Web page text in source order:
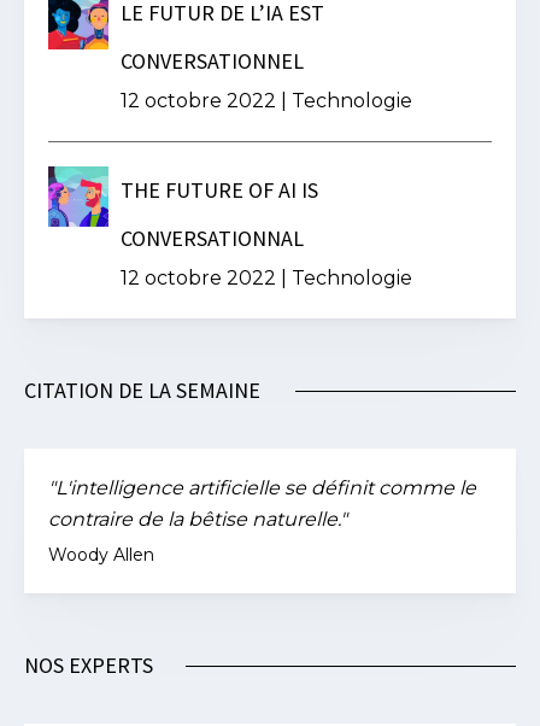
LE FUTUR DE L’IA EST
CONVERSATIONNEL
12 octobre 2022 Technologie
THE FUTURE OF AI IS
CONVERSATIONNAL
12 octobre 2022 Technologie
CITATION DE LA SEMAINE
"L'intelligence artificielle se définit comme le
contraire de la bêtise naturelle."
Woody Allen
NOS EXPERTS